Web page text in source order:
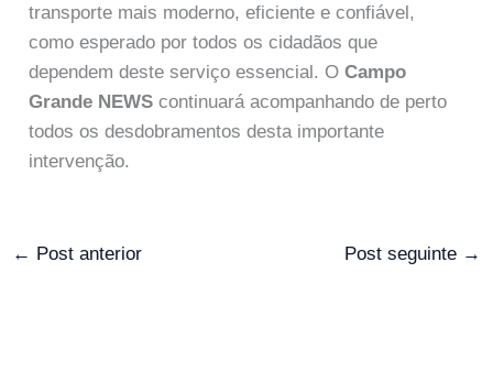
transporte mais moderno, eficiente e confiável,
como esperado por todos os cidadãos que
dependem deste serviço essencial. OCampo
Grande NEWS continuará acompanhando de perto
todos os desdobramentos desta importante
intervenção.
← Post anterior Post seguinte →